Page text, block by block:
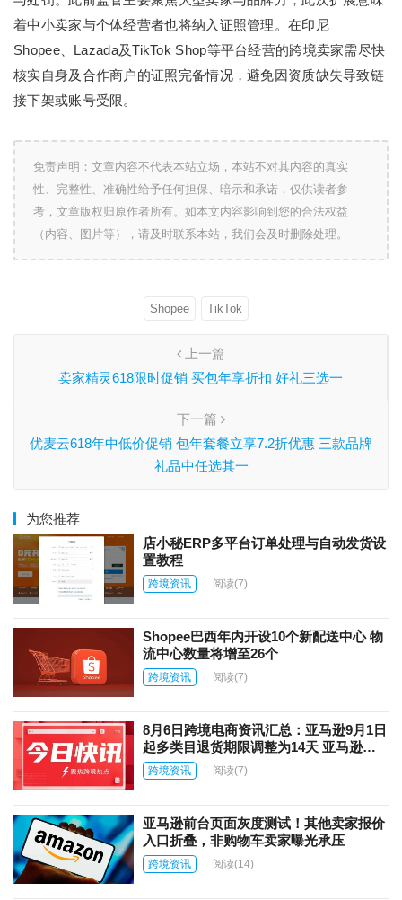
着中小卖家与个体经营者也将纳入证照管理。在印尼
Shopee、Lazada及TikTok Shop等平台经营的跨境卖家需尽快
核实自身及合作商户的证照完备情况，避免因资质缺失导致链
接下架或账号受限。
免责声明：文章内容不代表本站立场，本站不对其内容的真实
性、完整性、准确性给予任何担保、暗示和承诺，仅供读者参
考，文章版权归原作者所有。如本文内容影响到您的合法权益
（内容、图片等），请及时联系本站，我们会及时删除处理。
Shopee TikTok
上一篇
卖家精灵618限时促销 买包年享折扣 好礼三选一
下一篇
优麦云618年中低价促销 包年套餐立享7.2折优惠 三款品牌
礼品中任选其一
为您推荐
店小秘ERP多平台订单处理与自动发货设
置教程
跨境资讯 阅读(7)
Shopee巴西年内开设10个新配送中心 物
流中心数量将增至26个
跨境资讯 阅读(7)
8月6日跨境电商资讯汇总：亚马逊9月1日
起多类目退货期限调整为14天 亚马逊上
线AI商品图片自动翻译功能
跨境资讯 阅读(7)
亚马逊前台页面灰度测试！其他卖家报价
入口折叠，非购物车卖家曝光承压
跨境资讯 阅读(14)